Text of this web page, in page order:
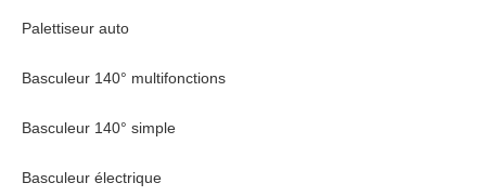
Palettiseur auto
Basculeur 140° multifonctions
Basculeur 140° simple
Basculeur électrique